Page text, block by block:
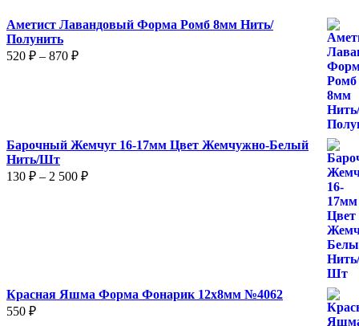
Аметист Лавандовый Форма Ромб 8мм Нить/
Полунить
520 ₽ – 870 ₽Диапазон
Барочный Жемчуг 16-17мм Цвет Жемчужно-Белый
Нить/Шт
130 ₽ – 2 500 ₽Диапазон
Красная Яшма Форма Фонарик 12x8мм №4062
550 ₽